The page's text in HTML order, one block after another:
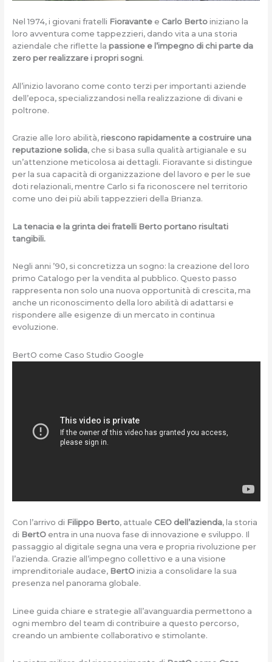
Nel 1974, i giovani fratelli Fioravante e Carlo Berto iniziano la
loro avventura come tappezzieri, dando vita a una storia
aziendale che riflette la passione e l’impegno di chi parte da
zero per realizzare i propri sogni.
All’inizio lavorano come conto terzi per importanti aziende
dell’epoca, specializzandosi nella realizzazione di divani e
poltrone.
Grazie alle loro abilità, riescono rapidamente a costruire una
reputazione solida, che si basa sulla qualità artigianale e su
un’attenzione meticolosa ai dettagli. Fioravante si distingue
per la sua capacità di organizzazione del lavoro e per le sue
doti relazionali, mentre Carlo si fa riconoscere nel territorio
come uno dei più abili tappezzieri della Brianza.
La tenacia e la grinta dei fratelli Berto portano risultati
tangibili.
Negli anni ’90, si concretizza un sogno: la creazione del loro
primo Catalogo per la vendita al pubblico. Questo passo
rappresenta non solo una nuova opportunità di crescita, ma
anche un riconoscimento della loro abilità di adattarsi e
rispondere alle esigenze di un mercato in continua
evoluzione.
BertO come Caso Studio Google
Con l’arrivo di Filippo Berto, attuale CEO dell’azienda, la storia
di BertOentra in una nuova fase di innovazione e sviluppo. Il
passaggio al digitale segna una vera e propria rivoluzione per
l’azienda. Grazie all’impegno collettivo e a una visione
imprenditoriale audace, BertOinizia a consolidare la sua
presenza nel panorama globale.
Linee guida chiare e strategie all’avanguardia permettono a
ogni membro del team di contribuire a questo percorso,
creando un ambiente collaborativo e stimolante.